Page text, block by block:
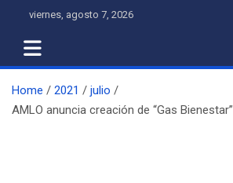
content
viernes, agosto 7, 2026
Home 2021
julio
AMLO anuncia creación de “Gas Bienestar”